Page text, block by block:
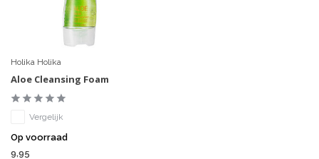
Holika Holika
Aloe Cleansing Foam
Vergelijk
Op voorraad
9,95